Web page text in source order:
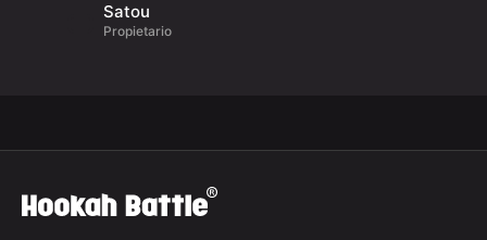
Satou
Propietario